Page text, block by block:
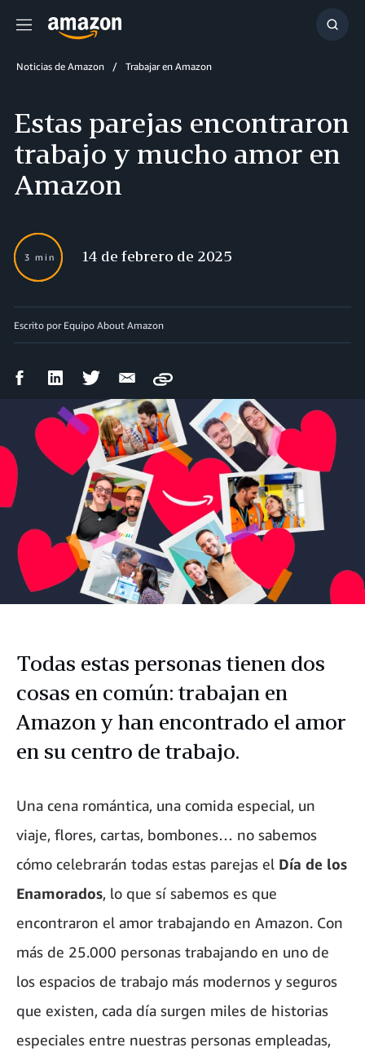
Menú
Noticias de Amazon Trabajar en Amazon
Estas parejas encontraron
trabajo y mucho amor en
Amazon
3 min 14 de febrero de 2025
Escrito por Equipo About Amazon
Compartir
Facebook
Compartir
LinkedIn
Compartir
Twitter
Compartir
correo
electrónico
Copy
Todas estas personas tienen dos
cosas en común: trabajan en
Amazon y han encontrado el amor
en su centro de trabajo.
Una cena romántica, una comida especial, un
viaje, flores, cartas, bombones… no sabemos
cómo celebrarán todas estas parejas el Día de los
Enamorados, lo que sí sabemos es que
encontraron el amor trabajando en Amazon. Con
más de 25.000 personas trabajando en uno de
los espacios de trabajo más modernos y seguros
que existen, cada día surgen miles de historias
especiales entre nuestras personas empleadas,